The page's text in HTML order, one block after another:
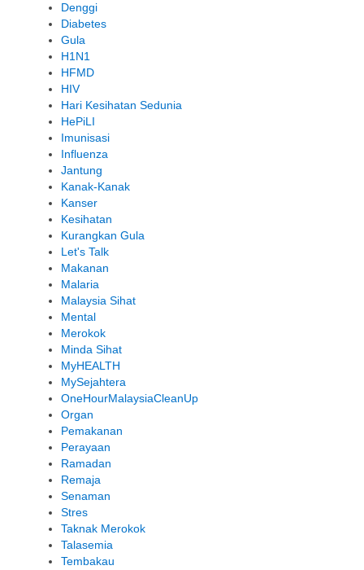
Denggi
Diabetes
Gula
H1N1
HFMD
HIV
Hari Kesihatan Sedunia
HePiLI
Imunisasi
Influenza
Jantung
Kanak-Kanak
Kanser
Kesihatan
Kurangkan Gula
Let's Talk
Makanan
Malaria
Malaysia Sihat
Mental
Merokok
Minda Sihat
MyHEALTH
MySejahtera
OneHourMalaysiaCleanUp
Organ
Pemakanan
Perayaan
Ramadan
Remaja
Senaman
Stres
Taknak Merokok
Talasemia
Tembakau